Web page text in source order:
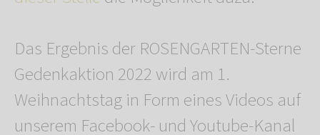
Das Ergebnis der ROSENGARTEN-Sterne
Gedenkaktion 2022 wird am 1.
Weihnachtstag in Form eines Videos auf
unserem Facebook- und Youtube-Kanal